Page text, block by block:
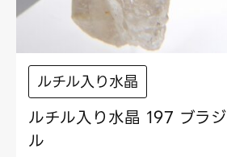
ルチル入り水晶
ルチル入り水晶 197 ブラジ
ル